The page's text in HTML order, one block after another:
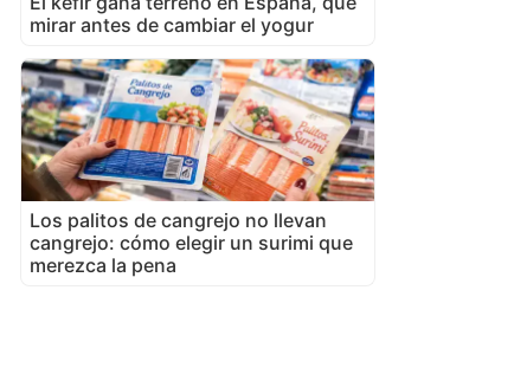
mirar antes de cambiar el yogur
Los palitos de cangrejo no llevan
cangrejo: cómo elegir un surimi que
merezca la pena